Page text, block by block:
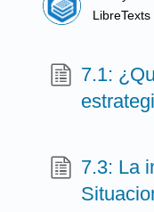
LibreTexts
7.1:
7.3: La